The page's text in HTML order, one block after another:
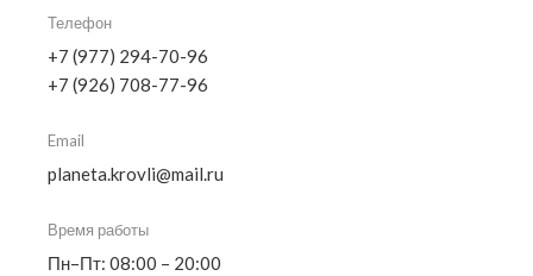
Телефон
+7 (977) 294-70-96
+7 (926) 708-77-96
Email
planeta.krovli@mail.ru
Время работы
Пн–Пт: 08:00 – 20:00